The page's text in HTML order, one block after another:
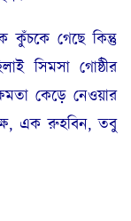
কুঁচকে গেছে কিন্তু
সিমসা গোষ্ঠীর
কেড়ে নেওয়ার
এক রুহবিন, তবু